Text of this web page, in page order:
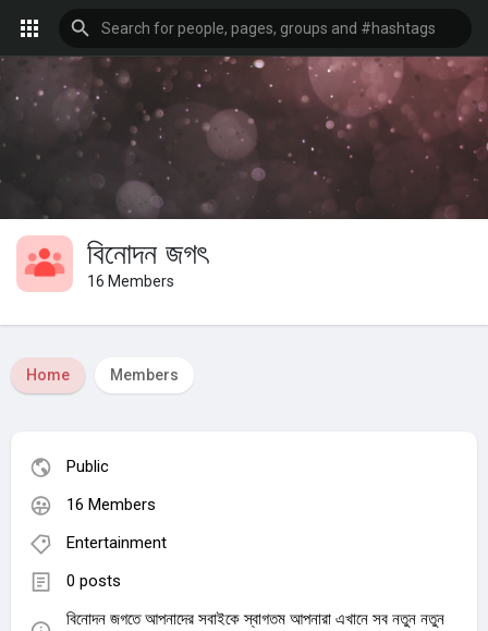
বিনোদন জগৎ
16 Members
Home Members
Public
16 Members
Entertainment
0 posts
বিনোদন জগতে আপনাদের সবাইকে স্বাগতম আপনারা এখানে সব নতুন নতুন